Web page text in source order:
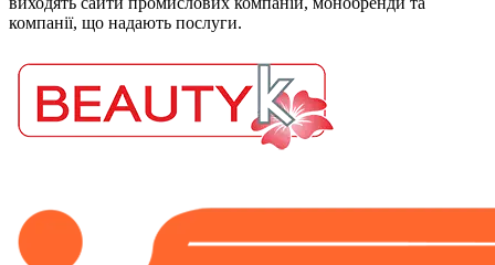
компанії, що надають послуги.